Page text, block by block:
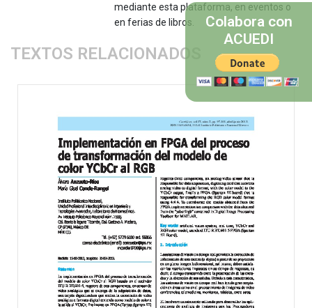
mediante esta plataforma, en eventos o
en ferias de libros.
TEXTOS RELACIONADOS
Colabora con
ACUEDI